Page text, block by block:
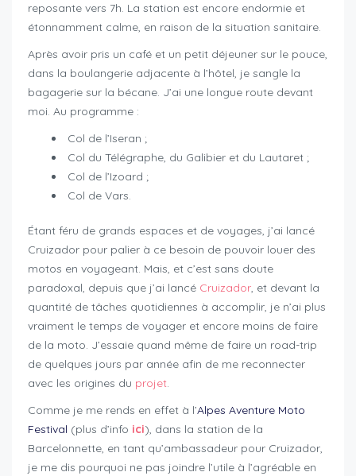
reposante vers 7h. La station est encore endormie et
étonnamment calme, en raison de la situation sanitaire.
Après avoir pris un café et un petit déjeuner sur le pouce,
dans la boulangerie adjacente à l’hôtel, je sangle la
bagagerie sur la bécane. J’ai une longue route devant
moi. Au programme :
Col de l’Iseran ;
Col du Télégraphe, du Galibier et du Lautaret ;
Col de l’Izoard ;
Col de Vars.
Étant féru de grands espaces et de voyages, j’ai lancé
Cruizador pour palier à ce besoin de pouvoir louer des
motos en voyageant. Mais, et c’est sans doute
paradoxal, depuis que j’ai lancé Cruizador, et devant la
quantité de tâches quotidiennes à accomplir, je n’ai plus
vraiment le temps de voyager et encore moins de faire
de la moto. J’essaie quand même de faire un road-trip
de quelques jours par année afin de me reconnecter
avec les origines du projet.
Comme je me rends en effet à l’Alpes Aventure Moto
Festival (plus d’info ici), dans la station de la
Barcelonnette, en tant qu’ambassadeur pour Cruizador,
je me dis pourquoi ne pas joindre l’utile à l’agréable en